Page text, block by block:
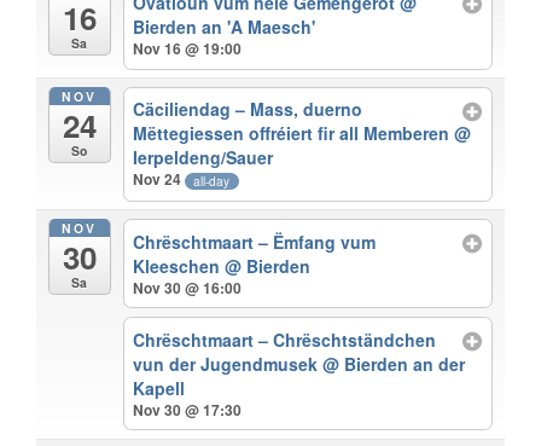
16
Sa
Bierden an 'A Maesch'
Nov 16 @ 19:00
NOV
24
So
Cäciliendag – Mass, duerno
Mëttegiessen offréiert fir all Memberen@
Ierpeldeng/Sauer
Nov 24 all-day
NOV
30
Sa
Chrëschtmaart – Ëmfang vum
Kleeschen@ Bierden
Nov 30 @ 16:00
Chrëschtmaart – Chrëschtständchen
vun der Jugendmusek@ Bierden an der
Kapell
Nov 30 @ 17:30